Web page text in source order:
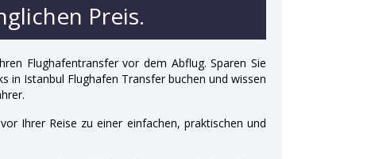
Preis.
Flughafentransfer vor dem Abflug. Sparen Sie
in Istanbul Flughafen Transfer buchen und wissen
Ihrer Reise zu einer einfachen, praktischen und